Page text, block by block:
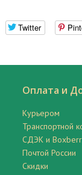
Twitter
Оплата и
Курьером
Транспортной
СДЭК и
Почтой России
Скидки